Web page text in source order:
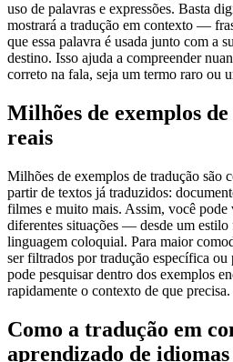
uso de palavras e expressões. Basta
mostrará a tradução em contexto —
que essa palavra é usada junto com a
destino. Isso ajuda a compreender
correto na fala, seja um termo raro ou
Milhões de exemplos
reais
Milhões de exemplos de tradução são
partir de textos já traduzidos:
filmes e muito mais. Assim, você pode
diferentes situações — desde um
linguagem coloquial. Para maior
ser filtrados por tradução específica ou
pode pesquisar dentro dos exemplos
rapidamente o contexto de que precisa.
Como a tradução em
aprendizado de idiomas